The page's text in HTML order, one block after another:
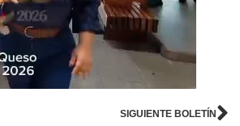
SIGUIENTE BOLETÍN